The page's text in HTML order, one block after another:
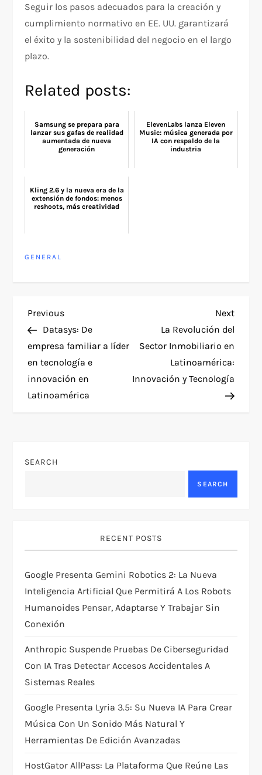
Seguir los pasos adecuados para la creación y
cumplimiento normativo en EE. UU. garantizará
el éxito y la sostenibilidad del negocio en el largo
plazo.
Related posts:
Samsung se prepara para
lanzar sus gafas de realidad
aumentada de nueva
generación
ElevenLabs lanza Eleven
Music: música generada por
IA con respaldo de la
industria
Kling 2.6 y la nueva era de la
extensión de fondos: menos
reshoots, más creatividad
GENERAL
P
o
s
t
a
a
t
i
o
n
Previous
Post
Previous
Datasys: De
empresa familiar a líder
en tecnología e
innovación en
Latinoamérica
Next
Post
Next
La Revolución del
Sector Inmobiliario en
Latinoamérica:
Innovación y Tecnología
SEARCH
SEARCH
RECENT POSTS
Google Presenta Gemini Robotics 2: La Nueva
Inteligencia Artificial Que Permitirá A Los Robots
Humanoides Pensar, Adaptarse Y Trabajar Sin
Conexión
Anthropic Suspende Pruebas De Ciberseguridad
Con IA Tras Detectar Accesos Accidentales A
Sistemas Reales
Google Presenta Lyria 3.5: Su Nueva IA Para Crear
Música Con Un Sonido Más Natural Y
Herramientas De Edición Avanzadas
HostGator AllPass: La Plataforma Que Reúne Las